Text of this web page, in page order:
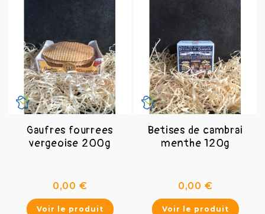
Gaufres fourrees
vergeoise 200g
0,00 €Prix
Voir le produit
Betises de cambrai
menthe 120g
0,00 €Prix
Voir le produit